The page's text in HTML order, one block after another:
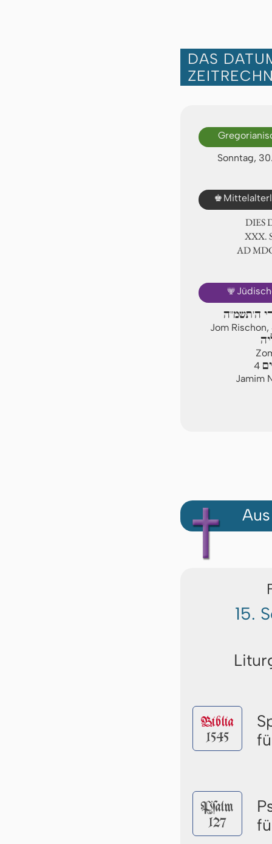
DAS
Sonntag,
♚
DIES
ⅩⅩⅩ.
AD
🕎
ה'תשמ"ה
Jom
4
Jamim
15.
Biblia
1545
Pſalm
127